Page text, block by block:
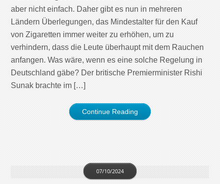
aber nicht einfach. Daher gibt es nun in mehreren
Ländern Überlegungen, das Mindestalter für den Kauf
von Zigaretten immer weiter zu erhöhen, um zu
verhindern, dass die Leute überhaupt mit dem Rauchen
anfangen. Was wäre, wenn es eine solche Regelung in
Deutschland gäbe? Der britische Premierminister Rishi
Sunak brachte im […]
Continue Reading
07/10/2024